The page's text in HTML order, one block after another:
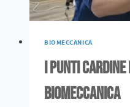
BIOMECCANICA
I punti
biomeccanica